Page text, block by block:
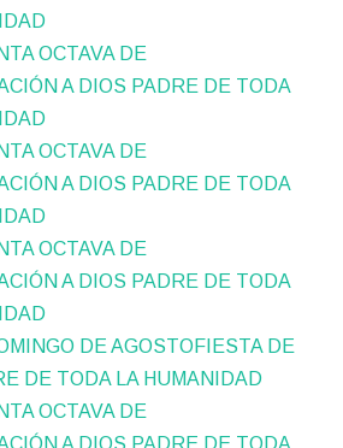
OCTAVA DE
A DIOS PADRE DE TODA
OCTAVA DE
A DIOS PADRE DE TODA
OCTAVA DE
A DIOS PADRE DE TODA
DE AGOSTOFIESTA DE
DE TODA LA HUMANIDAD
OCTAVA DE
A DIOS PADRE DE TODA